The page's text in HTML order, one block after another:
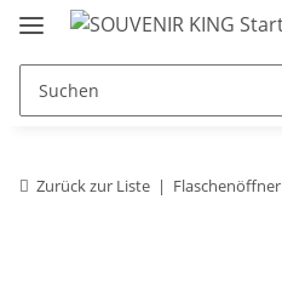
Zurück zur Liste Flaschenöffner